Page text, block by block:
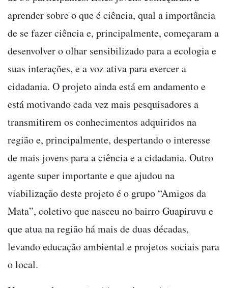
aprender sobre o que é ciência, qual a importância
de se fazer ciência e, principalmente, começaram a
desenvolver o olhar sensibilizado para a ecologia e
suas interações, e a voz ativa para exercer a
cidadania. O projeto ainda está em andamento e
está motivando cada vez mais pesquisadores a
transmitirem os conhecimentos adquiridos na
região e, principalmente, despertando o interesse
de mais jovens para a ciência e a cidadania. Outro
agente super importante e que ajudou na
viabilização deste projeto é o grupo “Amigos da
Mata”, coletivo que nasceu no bairro Guapiruvu e
que atua na região há mais de duas décadas,
levando educação ambiental e projetos sociais para
o local.